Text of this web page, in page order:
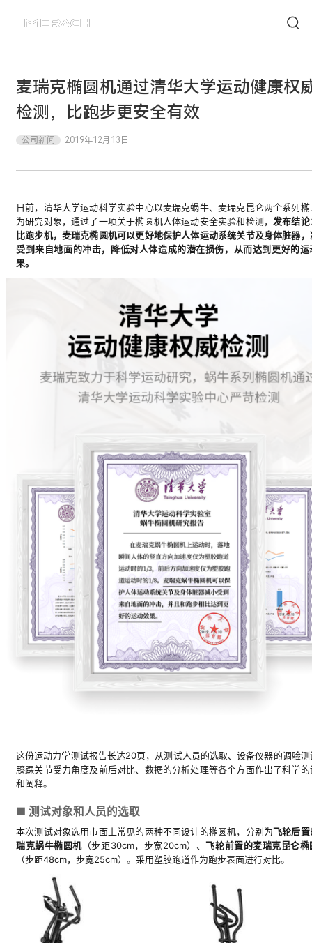
麦瑞克椭圆机通过清华大学运动健康权
检测，比跑步更安全有效
公司新闻 2019年12月13日
日前，清华大学运动科学实验中心以麦瑞克蜗牛、麦瑞克昆仑两个系列椭
为研究对象，通过了一项关于椭圆机人体运动安全实验和检测， 发布结论
比跑步机，麦瑞克椭圆机可以更好地保护人体运动系统关节及身体脏器，
受到来自地面的冲击，降低对人体造成的潜在损伤，从而达到更好的运
果。
这份运动力学测试报告长达20页，从测试人员的选取、设备仪器的调验测
膝踝关节受力角度及前后对比、数据的分析处理等各个方面作出了科学的
和阐释。
■ 测试对象和人员的选取
本次测试对象选用市面上常见的两种不同设计的椭圆机，分别为飞轮后置
瑞克蜗牛椭圆机（步距30cm，步宽20cm）、飞轮前置的麦瑞克昆仑椭
（步距48cm，步宽25cm）。采用塑胶跑道作为跑步表面进行对比。